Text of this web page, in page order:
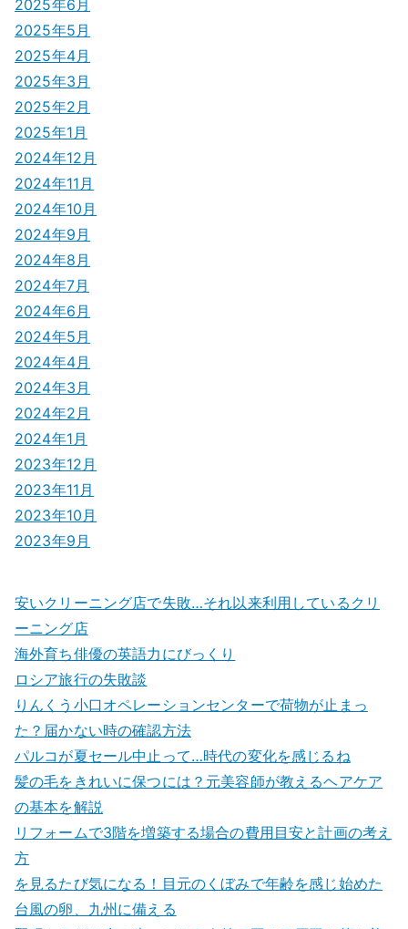
2025年6月
2025年5月
2025年4月
2025年3月
2025年2月
2025年1月
2024年12月
2024年11月
2024年10月
2024年9月
2024年8月
2024年7月
2024年6月
2024年5月
2024年4月
2024年3月
2024年2月
2024年1月
2023年12月
2023年11月
2023年10月
2023年9月
安いクリーニング店で失敗…それ以来利用しているクリ
ーニング店
海外育ち俳優の英語力にびっくり
ロシア旅行の失敗談
りんくう小口オペレーションセンターで荷物が止まっ
た？届かない時の確認方法
パルコが夏セール中止って…時代の変化を感じるね
髪の毛をきれいに保つには？元美容師が教えるヘアケア
の基本を解説
リフォームで3階を増築する場合の費用目安と計画の考え
方
を見るたび気になる！目元のくぼみで年齢を感じ始めた
台風の卵、九州に備える